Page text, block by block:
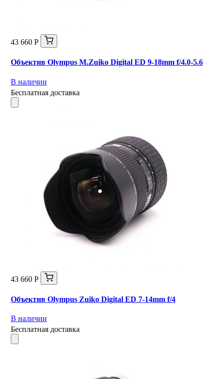
43 660 Р
Объектив Olympus M.Zuiko Digital ED 9-18mm f/4.0-5.6
В наличии
Бесплатная доставка
43 660 Р
Объектив Olympus Zuiko Digital ED 7-14mm f/4
В наличии
Бесплатная доставка